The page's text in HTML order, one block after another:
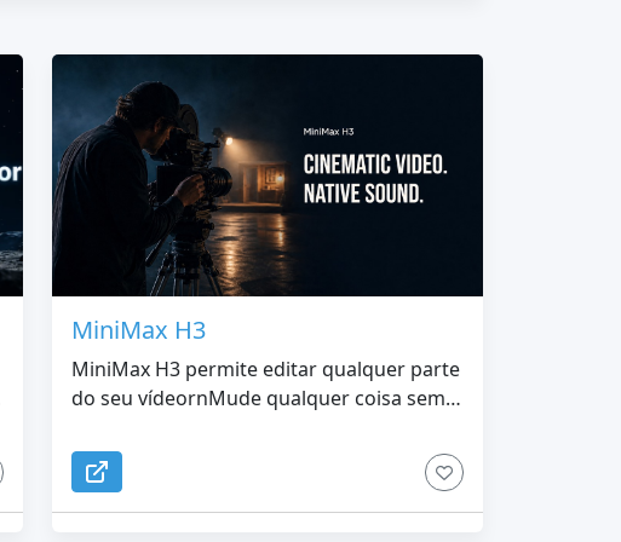
MiniMax H3
MiniMax H3 permite editar qualquer parte
do seu vídeornMude qualquer coisa sem
trocar personagens e objetos, substituir
planos de fundo, reacender uma cena,
reescrever diálogos e clonar vozes – tudo